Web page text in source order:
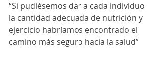
“Si pudiésemos dar a cada individuo
la cantidad adecuada de nutrición y
ejercicio habríamos encontrado el
camino más seguro hacia la salud”